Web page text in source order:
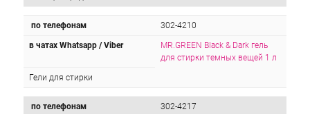
по телефонам 302-4210
в чатах Whatsapp / Viber
MR.GREEN Black & Dark гель
для стирки темных вещей 1 л
Гели для стирки
по телефонам 302-4217